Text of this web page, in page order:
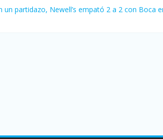
un partidazo, Newell’s empató 2 a 2 con Boca
de invierno con más movimiento y